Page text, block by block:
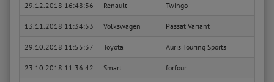
29.12.2018 16:48:36 Renault Twingo
13.11.2018 11:34:53 Volkswagen Passat Variant
29.10.2018 11:55:37 Toyota Auris Touring Sports
23.10.2018 11:36:42 Smart forfour